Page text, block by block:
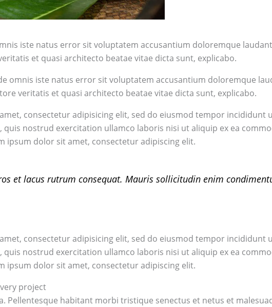
iste natus error sit voluptatem accusantium doloremque
et quasi architecto beatae vitae dicta sunt, explicabo.
omnis iste natus error sit voluptatem accusantium doloremque
veritatis et quasi architecto beatae vitae dicta sunt, explicabo.
consectetur adipisicing elit, sed do eiusmod tempor incididunt
quis nostrud exercitation ullamco laboris nisi ut aliquip ex ea
ipsum dolor sit amet, consectetur adipiscing elit.
et lacus rutrum consequat. Mauris sollicitudin enim
consectetur adipisicing elit, sed do eiusmod tempor incididunt
quis nostrud exercitation ullamco laboris nisi ut aliquip ex ea
ipsum dolor sit amet, consectetur adipiscing elit.
project
Pellentesque habitant morbi tristique senectus et netus et